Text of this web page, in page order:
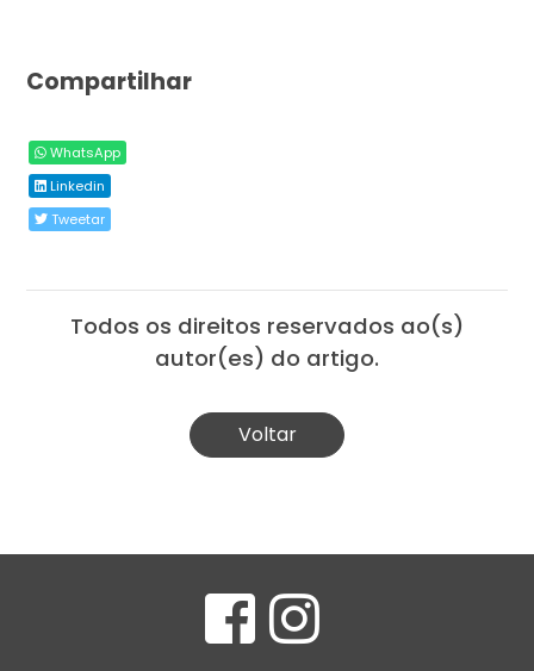
Compartilhar
WhatsApp
Linkedin
Tweetar
Todos os direitos reservados ao(s)
autor(es) do artigo.
Voltar